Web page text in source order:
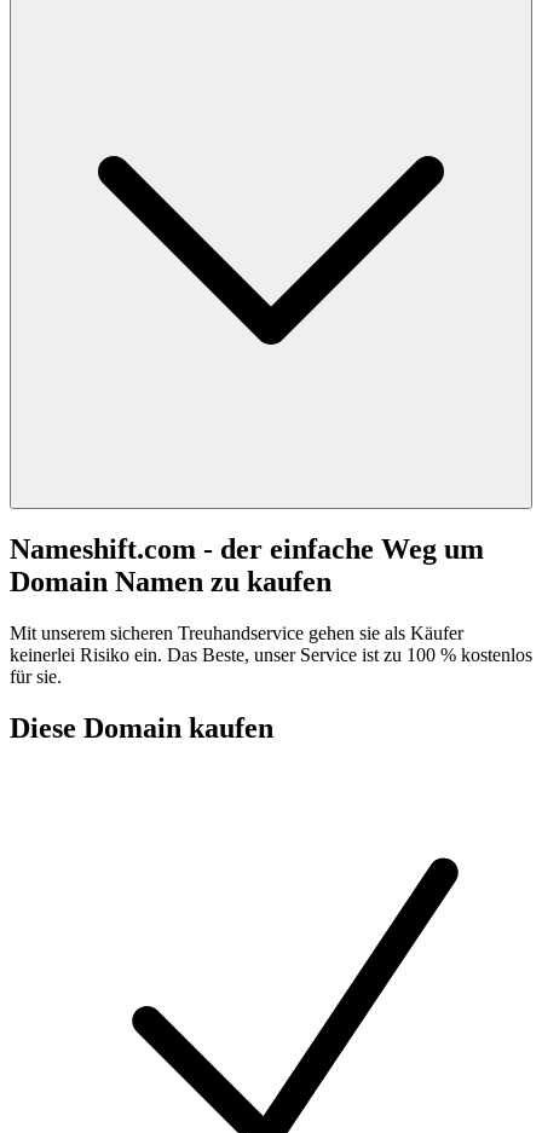
Nameshift.com - der einfache Weg um
Domain Namen zu kaufen
Mit unserem sicheren Treuhandservice gehen sie als Käufer
keinerlei Risiko ein. Das Beste, unser Service ist zu 100 % kostenlos
für sie.
Diese Domain kaufen